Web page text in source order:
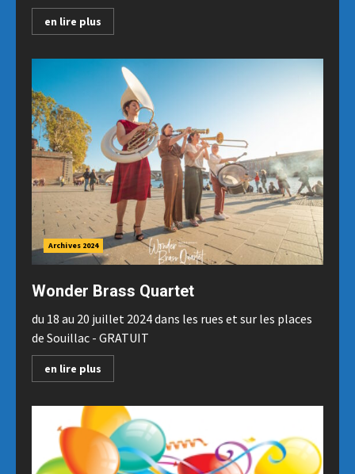
en lire plus
Archives 2024
Wonder Brass Quartet
du 18 au 20 juillet 2024 dans les rues et sur les places
de Souillac - GRATUIT
en lire plus